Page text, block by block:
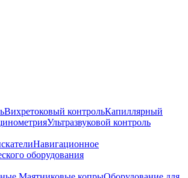
Вихретоковый контрольКапиллярный
Ультразвуковой контроль
Навигационное
оборудования